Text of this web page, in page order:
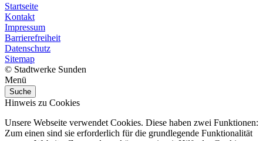
Startseite
Kontakt
Impressum
Barrierefreiheit
Datenschutz
Sitemap
© Stadtwerke Sunden
Menü
Suche
Hinweis zu Cookies
Unsere Webseite verwendet Cookies. Diese haben zwei Funktionen:
Zum einen sind sie erforderlich für die grundlegende Funktionalität